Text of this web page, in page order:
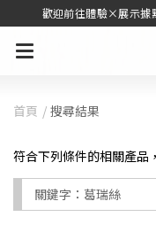
歡迎前往體驗×展示
首頁 搜尋結果
符合下列條件的相關產品
關鍵字： 葛瑞絲